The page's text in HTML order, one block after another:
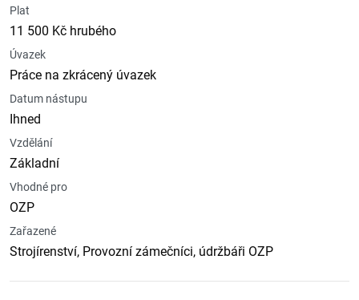
Plat
11 500 Kč hrubého
Úvazek
Práce na zkrácený úvazek
Datum nástupu
Ihned
Vzdělání
Základní
Vhodné pro
OZP
Zařazené
Strojírenství, Provozní zámečníci, údržbáři OZP